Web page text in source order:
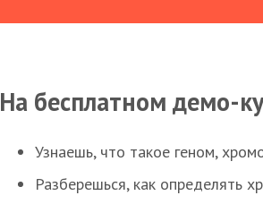
На бесплатном демо-
Узнаешь, что такое геном,
Разберешься, как определять